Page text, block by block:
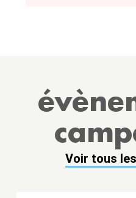
Voir tous